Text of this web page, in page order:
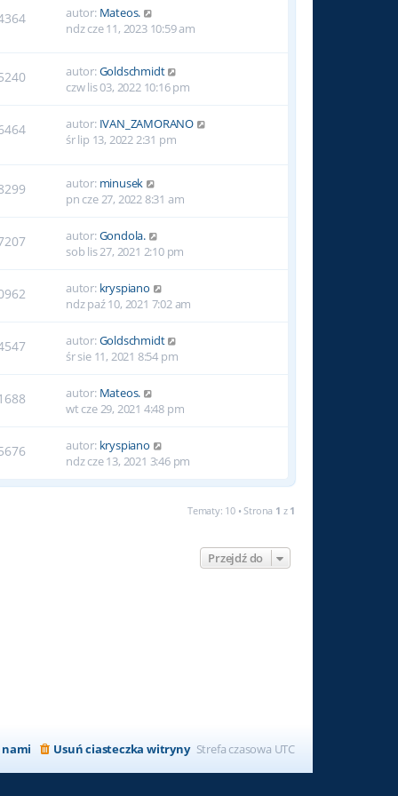
autor: Mateos.
ndz cze 11, 2023 10:59 am
autor:Goldschmidt
czw lis 03, 2022 10:16 pm
autor: IVAN_ZAMORANO
śr lip 13, 2022 2:31 pm
autor: minusek
pn cze 27, 2022 8:31 am
autor:Gondola.
sob lis 27, 2021 2:10 pm
autor: kryspiano
ndz paź 10, 2021 7:02 am
autor:Goldschmidt
śr sie 11, 2021 8:54 pm
autor: Mateos.
wt cze 29, 2021 4:48 pm
autor: kryspiano
ndz cze 13, 2021 3:46 pm
Tematy: 10 • Strona 1 z 1
Przejdź do
Strefa czasowa UTC
Usuń ciasteczka witryny